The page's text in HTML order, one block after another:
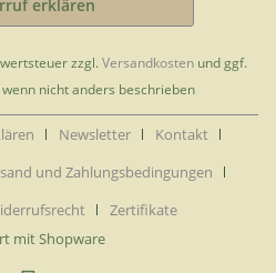
erklären
zzgl.Versandkosten und ggf.
nicht anders beschrieben
Newsletter
Kontakt
und Zahlungsbedingungen
Zertifikate
mit Shopware